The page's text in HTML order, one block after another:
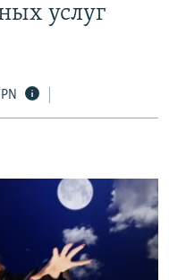
услуг